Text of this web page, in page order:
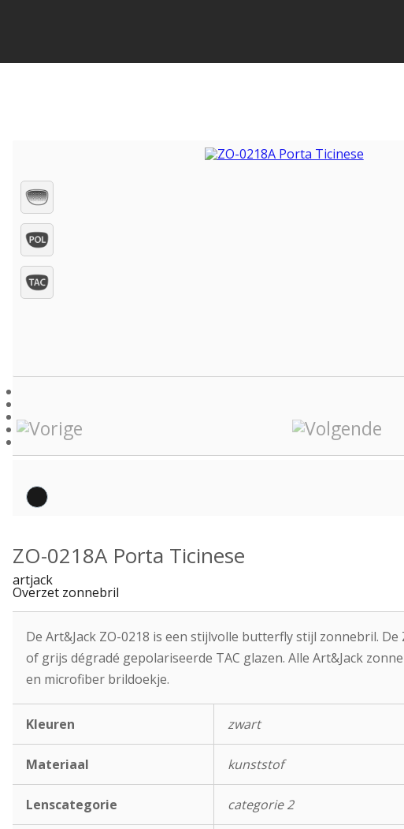
ZO-0218A Porta Ticinese
artjack
Overzet zonnebril
De Art&Jack ZO-0218 is een stijlvolle butterfly stijl zonnebril.
of grijs dégradé gepolariseerde TAC glazen. Alle Art&Jack
en microfiber brildoekje.
Kleuren zwart
Materiaal kunststof
Lenscategorie categorie 2